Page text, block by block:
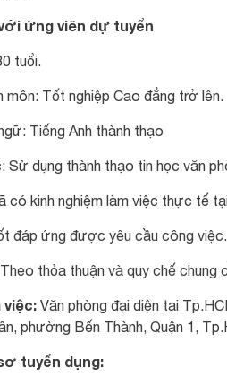
ứng viên dự tuyển
tuổi.
môn: Tốt nghiệp Cao đẳng trở lên.
Tiếng Anh thành thạo
Sử dụng thành thạo tin học văn
có kinh nghiệm làm việc thực tế
đáp ứng được yêu cầu công việc.
thỏa thuận và quy chế chung
việc: Văn phòng đại diện tại
phường Bến Thành, Quận 1,
tuyển dụng: